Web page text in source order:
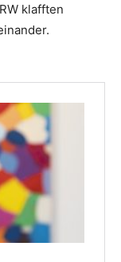
klafften